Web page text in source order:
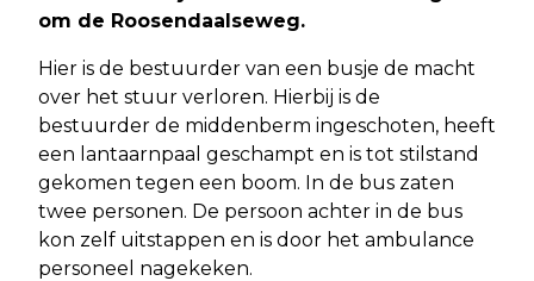
om de Roosendaalseweg.
Hier is de bestuurder van een busje de macht
over het stuur verloren. Hierbij is de
bestuurder de middenberm ingeschoten, heeft
een lantaarnpaal geschampt en is tot stilstand
gekomen tegen een boom. In de bus zaten
twee personen. De persoon achter in de bus
kon zelf uitstappen en is door het ambulance
personeel nagekeken.